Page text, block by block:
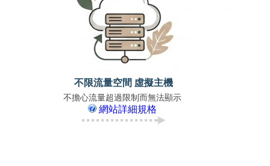
不限流量空間 虛擬主機
不擔心流量超過限制而無法顯示
網站詳細規格